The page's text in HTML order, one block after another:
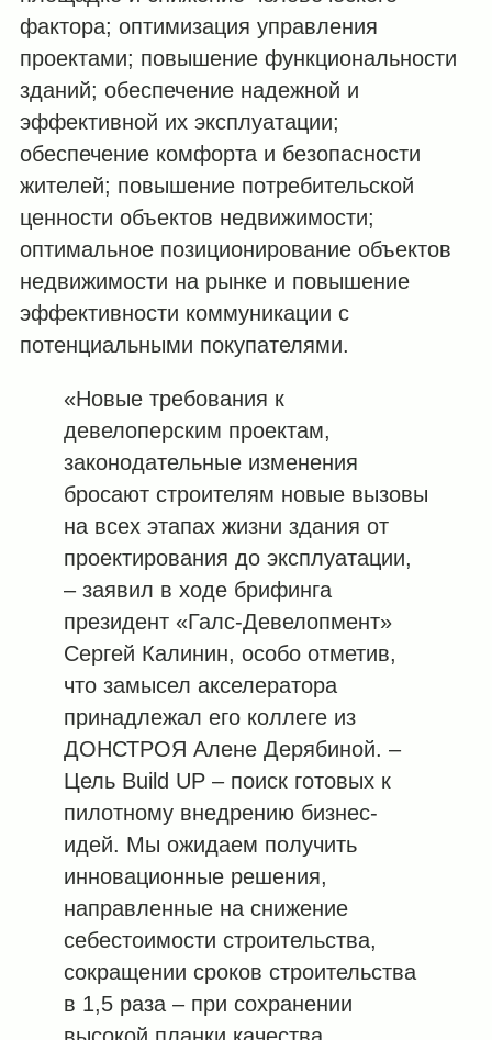
фактора; оптимизация управления
проектами; повышение функциональности
зданий; обеспечение надежной и
эффективной их эксплуатации;
обеспечение комфорта и безопасности
жителей; повышение потребительской
ценности объектов недвижимости;
оптимальное позиционирование объектов
недвижимости на рынке и повышение
эффективности коммуникации с
потенциальными покупателями.
«Новые требования к
девелоперским проектам,
законодательные изменения
бросают строителям новые вызовы
на всех этапах жизни здания от
проектирования до эксплуатации,
– заявил в ходе брифинга
президент «Галс-Девелопмент»
Сергей Калинин, особо отметив,
что замысел акселератора
принадлежал его коллеге из
ДОНСТРОЯ Алене Дерябиной. –
Цель Build UP – поиск готовых к
пилотному внедрению бизнес-
идей. Мы ожидаем получить
инновационные решения,
направленные на снижение
себестоимости строительства,
сокращении сроков строительства
в 1,5 раза – при сохранении